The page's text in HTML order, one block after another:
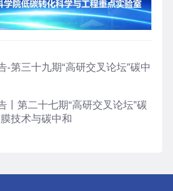
-第三十九期“高研交叉论坛”碳中
丨第二十七期“高研交叉论坛”碳
技术与碳中和